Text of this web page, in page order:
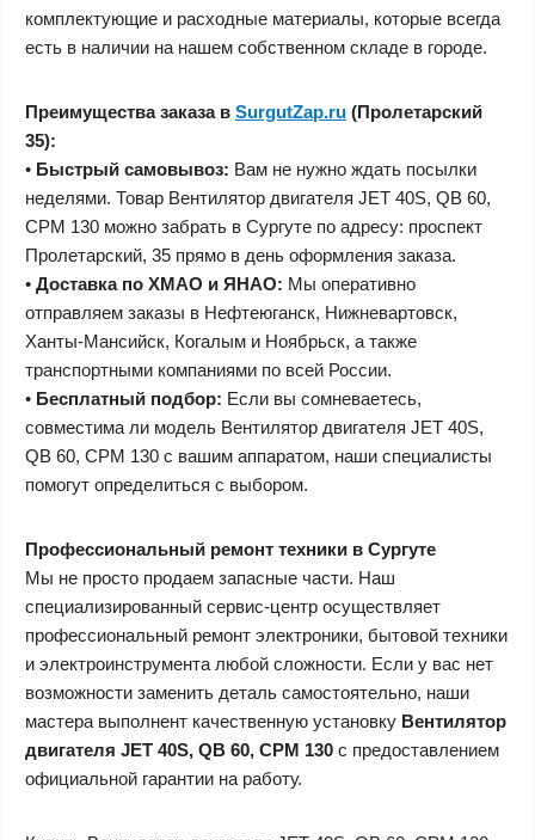
комплектующие и расходные материалы, которые всегда
есть в наличии на нашем собственном складе в городе.
Преимущества заказа в SurgutZap.ru (Пролетарский
35):
• Быстрый самовывоз: Вам не нужно ждать посылки
неделями. Товар Вентилятор двигателя JET 40S, QB 60,
CPM 130 можно забрать в Сургуте по адресу: проспект
Пролетарский, 35 прямо в день оформления заказа.
• Доставка по ХМАО и ЯНАО: Мы оперативно
отправляем заказы в Нефтеюганск, Нижневартовск,
Ханты-Мансийск, Когалым и Ноябрьск, а также
транспортными компаниями по всей России.
• Бесплатный подбор: Если вы сомневаетесь,
совместима ли модель Вентилятор двигателя JET 40S,
QB 60, CPM 130 с вашим аппаратом, наши специалисты
помогут определиться с выбором.
Профессиональный ремонт техники в Сургуте
Мы не просто продаем запасные части. Наш
специализированный сервис-центр осуществляет
профессиональный ремонт электроники, бытовой техники
и электроинструмента любой сложности. Если у вас нет
возможности заменить деталь самостоятельно, наши
мастера выполнент качественную установку Вентилятор
двигателя JET 40S, QB 60, CPM 130 с предоставлением
официальной гарантии на работу.